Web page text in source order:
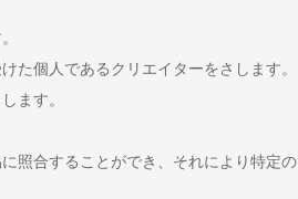
た個人であるクリエイターをさします。
ます。
照合することができ、それにより特定の